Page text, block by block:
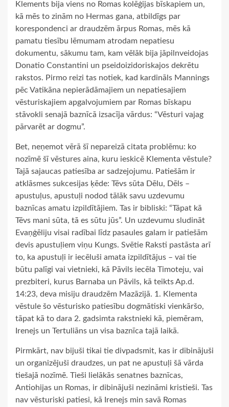
Klements bija viens no Romas kolēģijas bīskapiem un,
kā mēs to zinām no Hermas gana, atbildīgs par
korespondenci ar draudzēm ārpus Romas, mēs kā
pamatu tiesību lēmumam atrodam nepatiesu
dokumentu, sākumu tam, kam vēlāk bija jāpilnveidojas
Donatio Constantini un pseidoizidoriskajos dekrētu
rakstos. Pirmo reizi tas notiek, kad kardināls Mannings
pēc Vatikāna nepierādāmajiem un nepatiesajiem
vēsturiskajiem apgalvojumiem par Romas bīskapu
stāvokli senajā baznīcā izsacīja vārdus: “Vēsturi vajag
pārvarēt ar dogmu”.
Bet, neņemot vērā šī nepareizā citata problēmu: ko
nozīmē šī vēstures aina, kuru ieskicē Klementa vēstule?
Tajā sajaucas patiesība ar sadzejojumu. Patiešām ir
atklāsmes sukcesijas ķēde: Tēvs sūta Dēlu, Dēls –
apustuļus, apustuļi nodod tālāk savu uzdevumu
baznīcas amatu izpildītājiem. Tas ir bibliski: “Tāpat kā
Tēvs mani sūta, tā es sūtu jūs”. Un uzdevumu sludināt
Evaņģēliju visai radībai līdz pasaules galam ir patiešām
devis apustuļiem viņu Kungs. Svētie Raksti pastāsta arī
to, ka apustuļi ir iecēluši amata izpildītājus – vai tie
būtu palīgi vai vietnieki, kā Pāvils iecēla Timoteju, vai
prezbiteri, kurus Barnaba un Pāvils, kā teikts Ap.d.
14:23, deva misiju draudzēm Mazāzijā. 1. Klementa
vēstule šo vēsturisko patiesību dogmātiski vienkāršo,
tāpat kā to dara 2. gadsimta rakstnieki kā, piemēram,
Irenejs un Tertuliāns un visa baznīca tajā laikā.
Pirmkārt, nav bijuši tikai tie divpadsmit, kas ir dibinājuši
un organizējuši draudzes, un pat ne apustuļi šā vārda
tiešajā nozīmē. Tieši lielākās senatnes baznīcas,
Antiohijas un Romas, ir dibinājuši nezināmi kristieši. Tas
nav vēsturiski patiesi, kā Irenejs min savā Romas